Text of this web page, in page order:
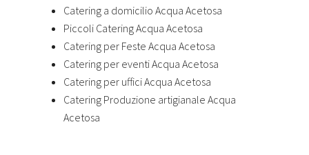
Catering a domicilio Acqua Acetosa
Piccoli Catering Acqua Acetosa
Catering per Feste Acqua Acetosa
Catering per eventi Acqua Acetosa
Catering per uffici Acqua Acetosa
Catering Produzione artigianale Acqua
Acetosa